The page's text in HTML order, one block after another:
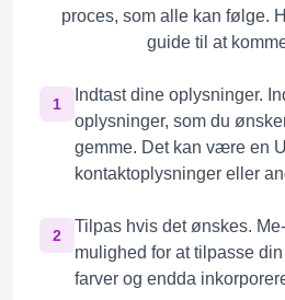
proces, som alle kan følge.
guide til at
1
Indtast dine oplysninger.
oplysninger, som du
gemme. Det kan være en
kontaktoplysninger eller
2
Tilpas hvis det ønskes.
mulighed for at tilpasse
farver og endda